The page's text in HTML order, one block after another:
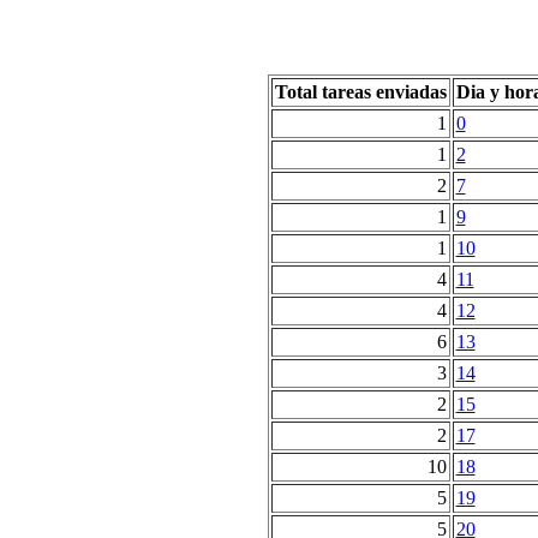
Total tareas enviadas Dia y
1
0
1
2
2 7
1
9
1
10
4 11
4 12
6 13
3 14
2 15
2 17
10 18
5 19
5 20